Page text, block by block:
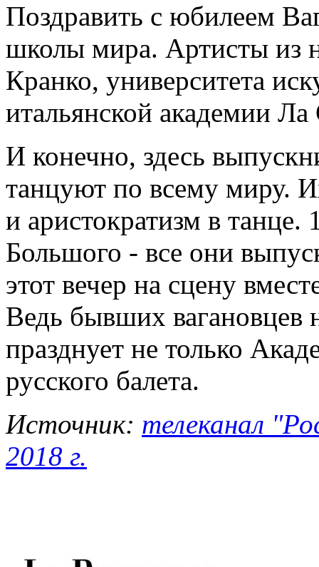
Поздравить с юбилеем
школы мира. Артисты из
Кранко, университета
итальянской академии Ла
И конечно, здесь
танцуют по всему миру.
и аристократизм в
Большого - все они
этот вечер на сцену
Ведь бывших вагановцев
празднует не только
русского балета.
Источник: телеканал
2018 г.